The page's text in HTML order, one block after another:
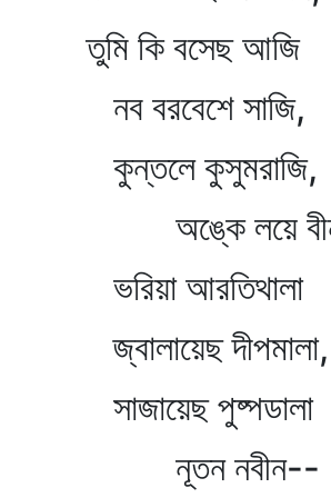
তুমি কি বসেছ আজি
নব বরবেশে সাজি,
কুন্তলে কুসুমরাজি,
অঙ্কে লয়ে
ভরিয়া আরতিথালা
জ্বালায়েছ দীপমালা,
সাজায়েছ পুষ্পডালা
নূতন নবীন--